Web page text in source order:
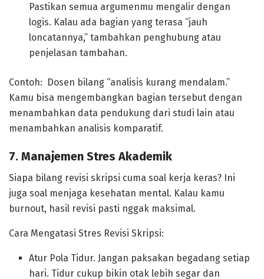
Pastikan semua argumenmu mengalir dengan
logis. Kalau ada bagian yang terasa “jauh
loncatannya,” tambahkan penghubung atau
penjelasan tambahan.
Contoh: Dosen bilang “analisis kurang mendalam.”
Kamu bisa mengembangkan bagian tersebut dengan
menambahkan data pendukung dari studi lain atau
menambahkan analisis komparatif.
7. Manajemen Stres Akademik
Siapa bilang revisi skripsi cuma soal kerja keras? Ini
juga soal menjaga kesehatan mental. Kalau kamu
burnout, hasil revisi pasti nggak maksimal.
Cara Mengatasi Stres Revisi Skripsi:
Atur Pola Tidur. Jangan paksakan begadang setiap
hari. Tidur cukup bikin otak lebih segar dan